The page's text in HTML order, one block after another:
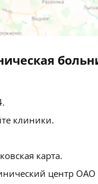
клиники.
карта.
центр